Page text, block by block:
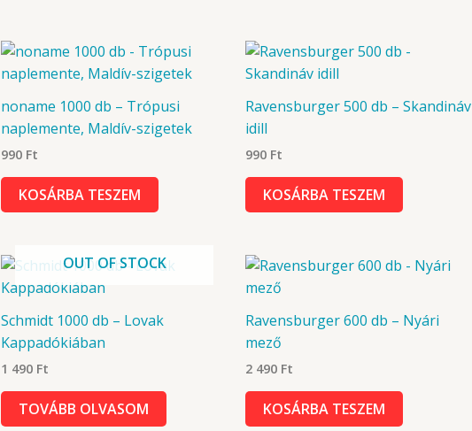
noname 1000 db – Trópusi
naplemente, Maldív-szigetek
990 Ft
KOSÁRBA TESZEM
Ravensburger 500 db – Skandináv
idill
990 Ft
KOSÁRBA TESZEM
OUT OF STOCK
Schmidt 1000 db – Lovak
Kappadókiában
1 490 Ft
TOVÁBB OLVASOM
Ravensburger 600 db – Nyári
mező
2 490 Ft
KOSÁRBA TESZEM